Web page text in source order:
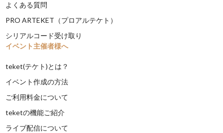
よくある質問
PRO ARTEKET（プロアルテケト）
シリアルコード受け取り
イベント主催者様へ
teket(テケト)とは？
イベント作成の方法
ご利用料金について
teketの機能ご紹介
ライブ配信について